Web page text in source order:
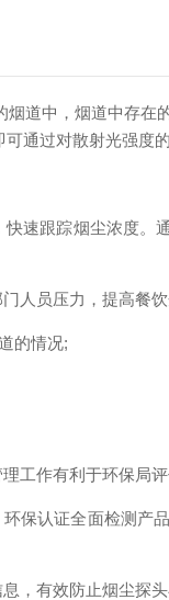
道中，烟道中存
通过对散射光强度
跟踪烟尘浓度。
员压力，提高餐
的情况;
作有利于环保局
认证全面检测产
，有效防止烟尘探